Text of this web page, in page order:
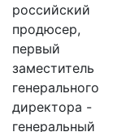
российский
продюсер,
первый
заместитель
генерального
директора -
генеральный